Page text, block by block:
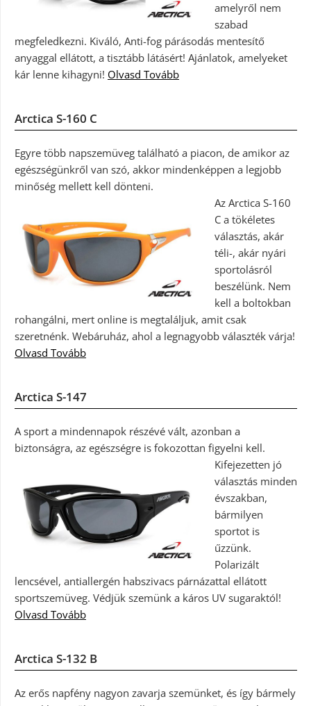
amelyről nem
szabad
megfeledkezni. Kiváló, Anti-fog párásodás mentesítő
anyaggal ellátott, a tisztább látásért! Ajánlatok, amelyeket
kár lenne kihagyni! Olvasd Tovább
Arctica S-160 C
Egyre több napszemüveg található a piacon, de amikor az
egészségünkről van szó, akkor mindenképpen a legjobb
minőség mellett kell dönteni.
Az Arctica S-160
C a tökéletes
választás, akár
téli-, akár nyári
sportolásról
beszélünk. Nem
kell a boltokban
rohangálni, mert online is megtaláljuk, amit csak
szeretnénk. Webáruház, ahol a legnagyobb választék várja!
Olvasd Tovább
Arctica S-147
A sport a mindennapok részévé vált, azonban a
biztonságra, az egészségre is fokozottan figyelni kell.
Kifejezetten jó
választás minden
évszakban,
bármilyen
sportot is
űzzünk.
Polarizált
lencsével, antiallergén habszivacs párnázattal ellátott
sportszemüveg. Védjük szemünk a káros UV sugaraktól!
Olvasd Tovább
Arctica S-132 B
Az erős napfény nagyon zavarja szemünket, és így bármely